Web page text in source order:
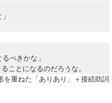
べきかな」
ことになるのだろうな。
を重ねた「ありあり」＋接続助詞